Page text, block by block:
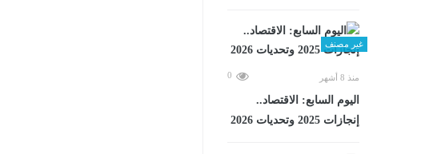
غير مصنف
منذ 8 أشهر 0
اليوم السابع: الاقتصاد..
إنجازات 2025 وتحديات 2026